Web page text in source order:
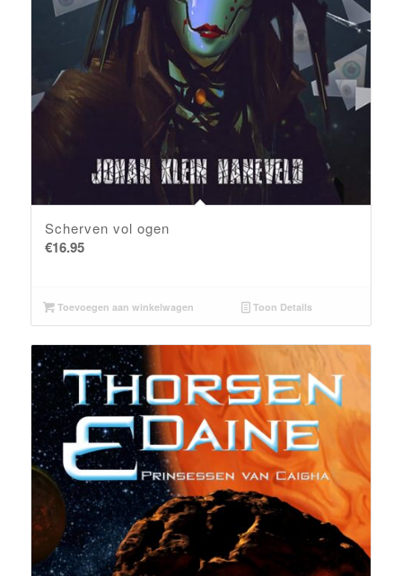
Scherven vol ogen
€16.95
Toevoegen aan winkelwagen Toon Details